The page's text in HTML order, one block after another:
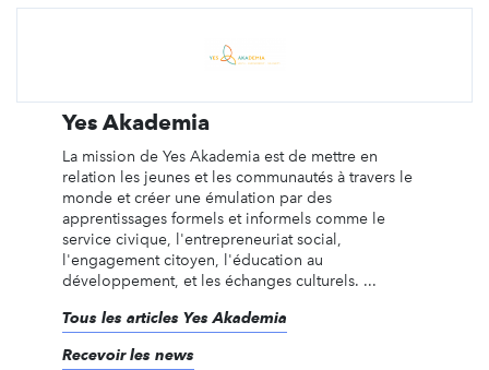
Yes Akademia
La mission de Yes Akademia est de mettre en
relation les jeunes et les communautés à travers le
monde et créer une émulation par des
apprentissages formels et informels comme le
service civique, l'entrepreneuriat social,
l'engagement citoyen, l'éducation au
développement, et les échanges culturels. ...
Tous les articles Yes Akademia
Recevoir les news